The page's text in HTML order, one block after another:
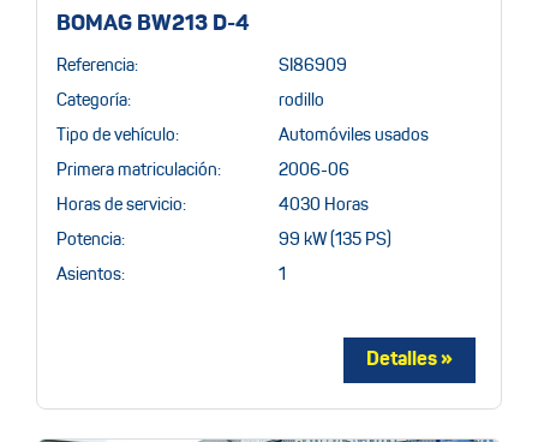
BOMAG BW213 D-4
Referencia: SI86909
Categoría: rodillo
Tipo de vehículo: Automóviles usados
Primera matriculación: 2006-06
Horas de servicio: 4030 Horas
Potencia: 99 kW (135 PS)
Asientos: 1